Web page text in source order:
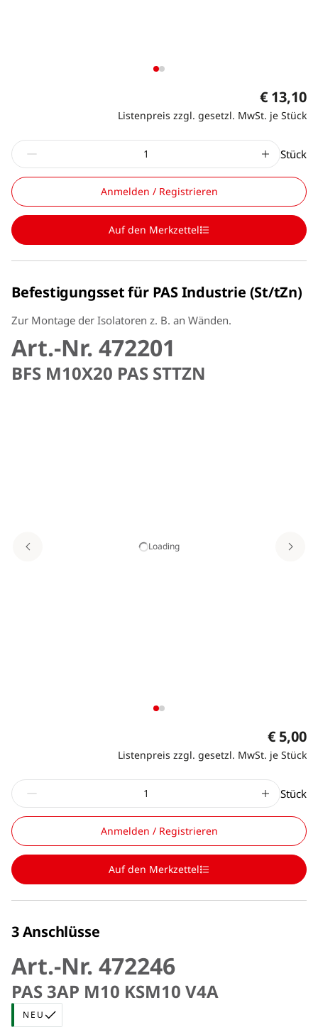
€ 13,10
Listenpreis zzgl. gesetzl. MwSt. je Stück
Stück
Anmelden / Registrieren
Auf den Merkzettel
Befestigungsset für PAS Industrie (St/tZn)
Zur Montage der Isolatoren z. B. an Wänden.
Art.-Nr. 472201
BFS M10X20 PAS STTZN
Loading
€ 5,00
Listenpreis zzgl. gesetzl. MwSt. je Stück
Stück
Anmelden / Registrieren
Auf den Merkzettel
3 Anschlüsse
Art.-Nr. 472246
PAS 3AP M10 KSM10 V4A
NEU